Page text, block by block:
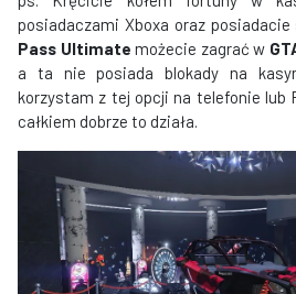
posiadaczami Xboxa oraz
Pass Ultimate możecie zagrać w
a ta nie posiada blokady na
korzystam z tej opcji na telefonie lub
całkiem dobrze to działa.